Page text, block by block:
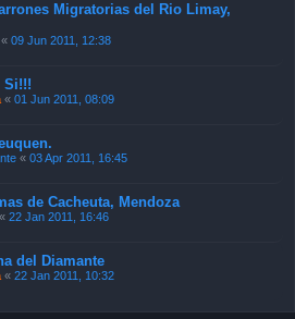
Migratorias del Rio Limay,
« 09 Jun 2011, 12:38
Si!!!
« 01 Jun 2011, 08:09
« 03 Apr 2011, 16:45
de Cacheuta, Mendoza
« 22 Jan 2011, 16:46
del Diamante
« 22 Jan 2011, 10:32